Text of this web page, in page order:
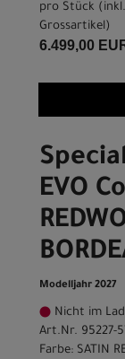
pro Stück
Grossartikel)
6.499,00
EVO
Modelljahr 2027
Nicht im
Art.Nr. 95227-
Farbe: SATIN